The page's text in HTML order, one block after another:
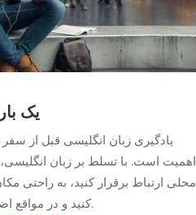
یک
یادگیری زبان انگلیسی قبل از
اهمیت است. با تسلط بر زبان انگلیسی،
محلی ارتباط برقرار کنید، به راحتی
کنید و در مواقع اضطراری بهترین تصمیمات را بگیرید.